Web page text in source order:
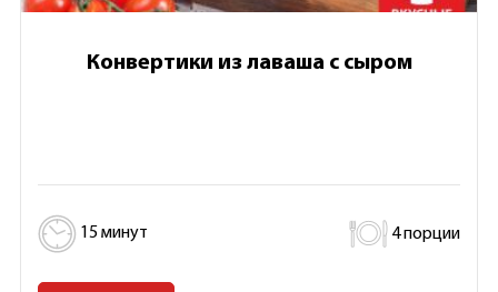
Конвертики из лаваша с сыром
15 минут 4 порции